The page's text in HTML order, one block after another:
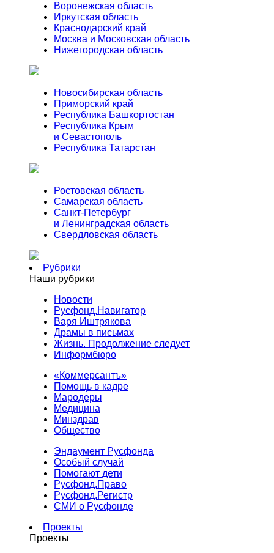
Воронежская область
Иркутская область
Краснодарский край
Москва и Московская область
Нижегородская область
Новосибирская область
Приморский край
Республика Башкортостан
Республика Крым
и Севастополь
Республика Татарстан
Ростовская область
Самарская область
Санкт-Петербург
и Ленинградская область
Свердловская область
Рубрики
Наши рубрики
Новости
Русфонд.Навигатор
Варя Иштрякова
Драмы в письмах
Жизнь. Продолжение следует
Информбюро
«Коммерсантъ»
Помощь в кадре
Мародеры
Медицина
Минздрав
Общество
Эндаумент Русфонда
Особый случай
Помогают дети
Русфонд.Право
Русфонд.Регистр
СМИ о Русфонде
Проекты
Проекты